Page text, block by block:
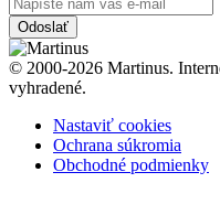
Odoslať
© 2000-2026 Martinus.
vyhradené.
Nastaviť cookies
Ochrana súkromia
Obchodné podmienky